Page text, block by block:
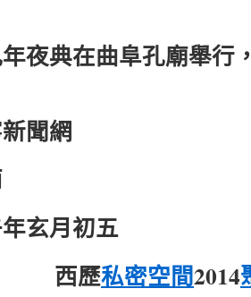
夜典在曲阜孔廟舉行
聞網
玄月初五
歷私密空間2014